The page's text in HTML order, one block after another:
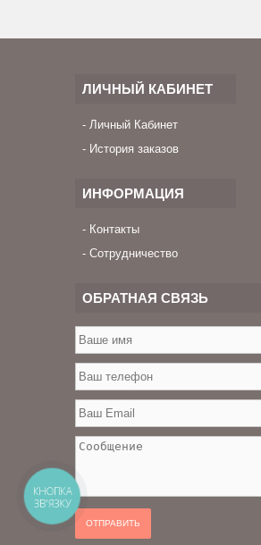
ЛИЧНЫЙ КАБИНЕТ
Личный Кабинет
История заказов
ИНФОРМАЦИЯ
Контакты
Сотрудничество
ОБРАТНАЯ СВЯЗЬ
ОТПРАВИТЬ
КНОПКА
ЗВ'ЯЗКУ